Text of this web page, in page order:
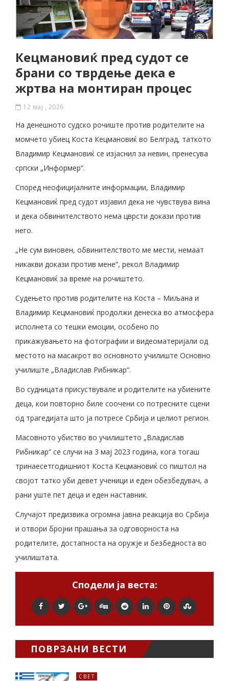
Кецмановиќ пред судот се
брани со тврдење дека е
жртва на монтиран процес
12 мај , 2026
На денешното судско рочиште против родителите на
момчето убиец Коста Кецмановиќ во Белград, таткото
Владимир Кецмановиќ се изјаснил за невин, пренесува
српски „Информер“.
Според неофицијалните информации, Владимир
Кецмановиќ пред судот изјавил дека не чувствува вина
и дека обвинителството нема цврсти докази против
него.
„Не сум виновен, обвинителството ме мести, немаат
никакви докази против мене“, рекол Владимир
Кецмановиќ за време на рочиштето.
Судењето против родителите на Коста – Миљана и
Владимир Кецмановиќ продолжи денеска во атмосфера
исполнета со тешки емоции, особено по
прикажувањето на фотографии и видеоматеријали од
местото на масакрот во основното училиште Основно
училиште „Владислав Рибникар“.
Во судницата присуствувале и родителите на убиените
деца, кои повторно биле соочени со потресните сцени
од трагедијата што ја потресе Србија и целиот регион.
Масовното убиство во училиштето „Владислав
Рибникар“ се случи на 3 мај 2023 година, кога тогаш
тринаесетгодишниот Коста Кецмановиќ со пиштол на
својот татко уби девет ученици и еден обезбедувач, а
рани уште пет деца и еден наставник.
Случајот предизвика огромна јавна реакција во Србија
и отвори бројни прашања за одговорноста на
родителите, достапноста на оружје и безбедноста во
училиштата.
Сподели ја веста:
ПОВРЗАНИ ВЕСТИ
СВЕТ